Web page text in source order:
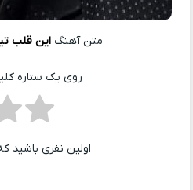
متن آهنگ این قلب
روی یک ستاره
اولین نفری باشید